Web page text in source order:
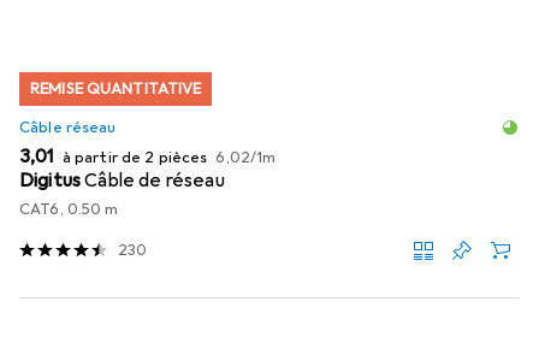
REMISE QUANTITATIVE
Câble réseau
EUR
3,01 à partir de 2 pièces EUR
6,02/1m
DigitusCâble de réseau
CAT6, 0.50 m
230